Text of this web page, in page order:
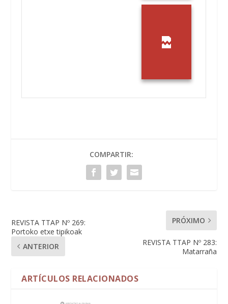
COMPARTIR:
REVISTA TTAP Nº 269:
Portoko etxe tipikoak
ANTERIOR
PRÓXIMO
REVISTA TTAP Nº 283:
Matarraña
ARTÍCULOS RELACIONADOS